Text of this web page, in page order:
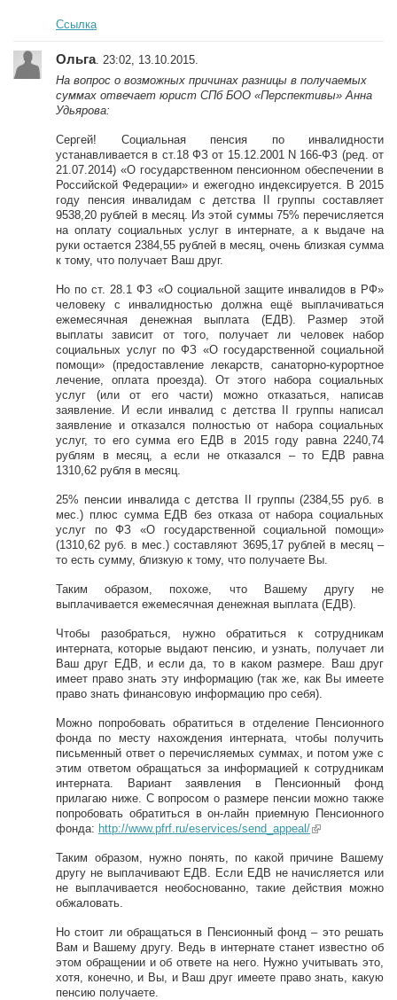
Ссылка
Ольга. 23:02, 13.10.2015.
На вопрос о возможных причинах разницы в получаемых
суммах отвечает юрист СПб БОО «Перспективы» Анна
Удьярова:
Сергей! Социальная пенсия по инвалидности
устанавливается в ст.18 ФЗ от 15.12.2001 N 166-ФЗ (ред. от
21.07.2014) «О государственном пенсионном обеспечении в
Российской Федерации» и ежегодно индексируется. В 2015
году пенсия инвалидам с детства II группы составляет
9538,20 рублей в месяц. Из этой суммы 75% перечисляется
на оплату социальных услуг в интернате, а к выдаче на
руки остается 2384,55 рублей в месяц, очень близкая сумма
к тому, что получает Ваш друг.
Но по ст. 28.1 ФЗ «О социальной защите инвалидов в РФ»
человеку с инвалидностью должна ещё выплачиваться
ежемесячная денежная выплата (ЕДВ). Размер этой
выплаты зависит от того, получает ли человек набор
социальных услуг по ФЗ «О государственной социальной
помощи» (предоставление лекарств, санаторно-курортное
лечение, оплата проезда). От этого набора социальных
услуг (или от его части) можно отказаться, написав
заявление. И если инвалид с детства II группы написал
заявление и отказался полностью от набора социальных
услуг, то его сумма его ЕДВ в 2015 году равна 2240,74
рублям в месяц, а если не отказался – то ЕДВ равна
1310,62 рубля в месяц.
25% пенсии инвалида с детства II группы (2384,55 руб. в
мес.) плюс сумма ЕДВ без отказа от набора социальных
услуг по ФЗ «О государственной социальной помощи»
(1310,62 руб. в мес.) составляют 3695,17 рублей в месяц –
то есть сумму, близкую к тому, что получаете Вы.
Таким образом, похоже, что Вашему другу не
выплачивается ежемесячная денежная выплата (ЕДВ).
Чтобы разобраться, нужно обратиться к сотрудникам
интерната, которые выдают пенсию, и узнать, получает ли
Ваш друг ЕДВ, и если да, то в каком размере. Ваш друг
имеет право знать эту информацию (так же, как Вы имеете
право знать финансовую информацию про себя).
Можно попробовать обратиться в отделение Пенсионного
фонда по месту нахождения интерната, чтобы получить
письменный ответ о перечисляемых суммах, и потом уже с
этим ответом обращаться за информацией к сотрудникам
интерната. Вариант заявления в Пенсионный фонд
прилагаю ниже. С вопросом о размере пенсии можно также
попробовать обратиться в он-лайн приемную Пенсионного
фонда: http://www.pfrf.ru/eservices/send_appeal/(link is
Таким образом, нужно понять, по какой причине Вашему
другу не выплачивают ЕДВ. Если ЕДВ не начисляется или
не выплачивается необоснованно, такие действия можно
обжаловать.
Но стоит ли обращаться в Пенсионный фонд – это решать
Вам и Вашему другу. Ведь в интернате станет известно об
этом обращении и об ответе на него. Нужно учитывать это,
хотя, конечно, и Вы, и Ваш друг имеете право знать, какую
пенсию получаете.